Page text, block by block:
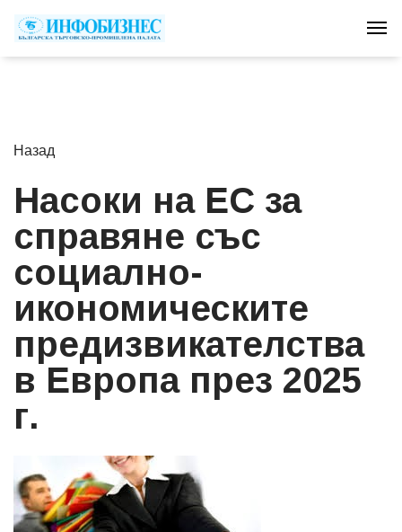
Назад
Насоки на ЕС за
справяне със
социално-
икономическите
предизвикателства
в Европа през 2025
г.